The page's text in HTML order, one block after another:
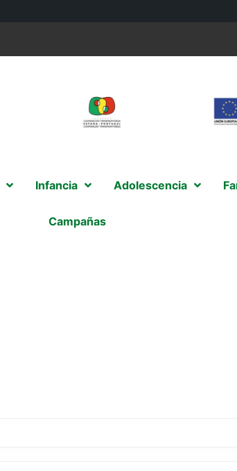
Infancia Adolescencia
Campañas